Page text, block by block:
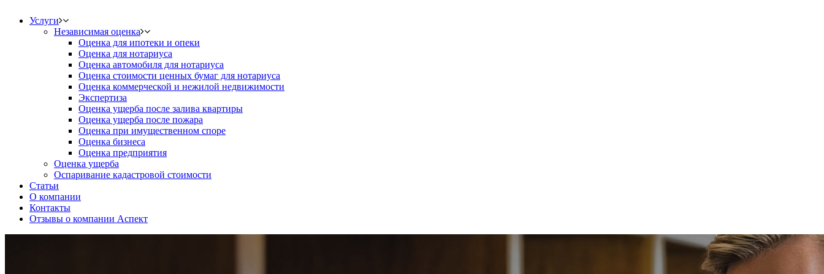
Услуги
Независимая оценка
Оценка для ипотеки и опеки
Оценка для нотариуса
Оценка автомобиля для нотариуса
Оценка стоимости ценных бумаг для нотариуса
Оценка коммерческой и нежилой недвижимости
Экспертиза
Оценка ущерба после залива квартиры
Оценка ущерба после пожара
Оценка при имущественном споре
Оценка бизнеса
Оценка предприятия
Оценка ущерба
Оспаривание кадастровой стоимости
Статьи
О компании
Контакты
Отзывы о компании Аспект